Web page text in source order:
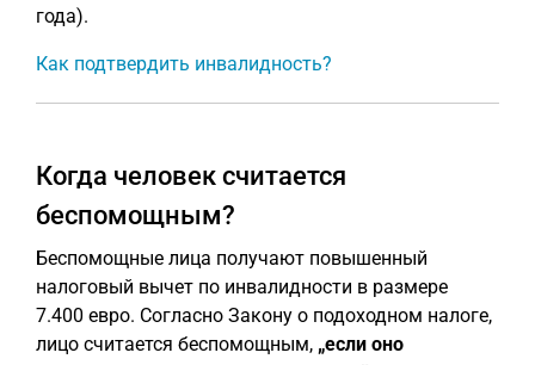
года).
Как подтвердить инвалидность?
Когда человек считается
беспомощным?
Беспомощные лица получают повышенный
налоговый вычет по инвалидности в размере
7.400 евро. Согласно Закону о подоходном налоге,
лицо считается беспомощным, „если оно